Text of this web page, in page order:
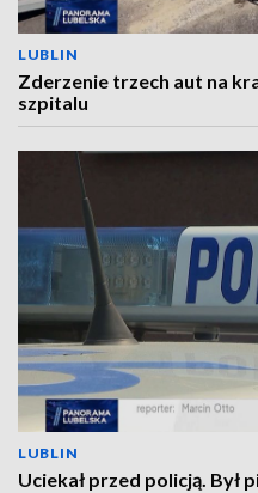
LUBLIN
Zderzenie trzech aut na
szpitalu
LUBLIN
Uciekał przed policją. Był